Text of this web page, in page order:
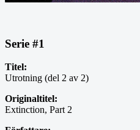
Serie #1
Titel:
Utrotning (del 2 av 2)
Originaltitel:
Extinction, Part 2